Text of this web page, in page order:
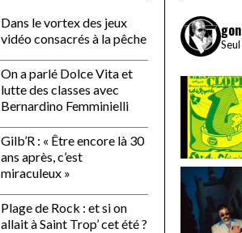
Dans le vortex des jeux
vidéo consacrés à la pêche
On a parlé Dolce Vita et
lutte des classes avec
Bernardino Femminielli
Gilb’R : « Être encore là 30
ans après, c’est
miraculeux »
Plage de Rock : et si on
allait à Saint Trop’ cet été ?